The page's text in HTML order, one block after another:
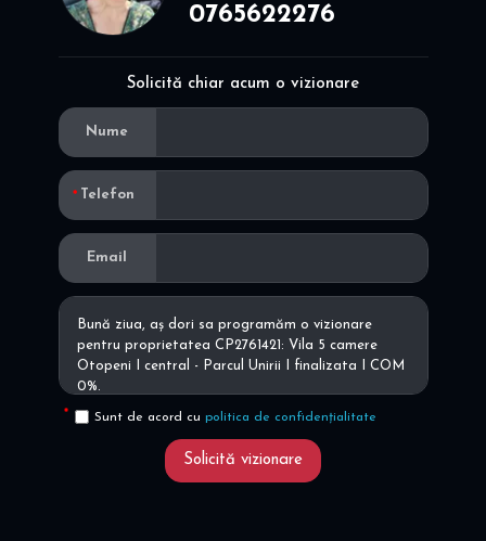
0765622276
Solicită chiar acum o vizionare
Nume
Telefon
Email
Sunt de acord cu politica de confidențialitate
Solicită vizionare